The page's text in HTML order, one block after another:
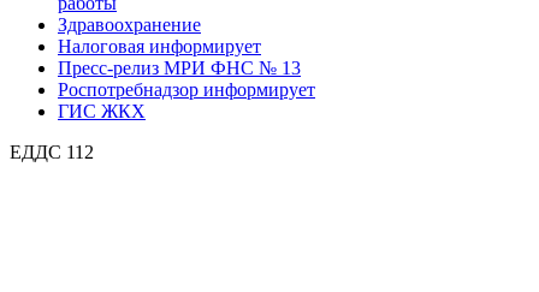
Здравоохранение
Налоговая информирует
Пресс-релиз МРИ ФНС № 13
Роспотребнадзор информирует
ГИС ЖКХ
ЕДДС 112